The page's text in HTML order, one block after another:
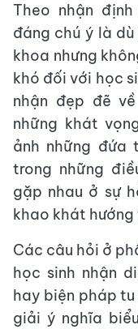
Theo nhận
đáng chú ý là
khoa nhưng
khó đối với học
nhận đẹp đẽ
những khát
ảnh những đứa
trong những
gặp nhau ở sự
khao khát
Các câu hỏi ở
học sinh nhận
hay biện pháp
giải ý nghĩa